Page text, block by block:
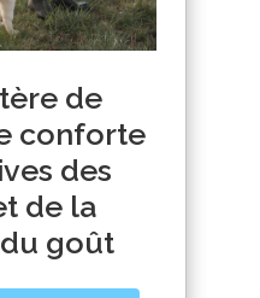
de
conforte
des
de la
goût